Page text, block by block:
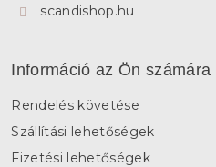
scandishop.hu
Információ az Ön számára
Rendelés követése
Szállítási lehetőségek
Fizetési lehetőségek